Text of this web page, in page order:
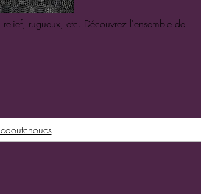
relief, rugueux, etc. Découvrez l'ensemble de